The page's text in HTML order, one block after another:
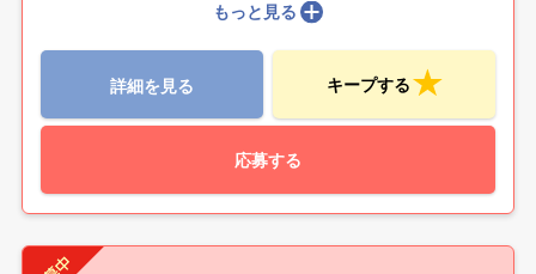
もっと見る
詳細を見る キープする
応募する